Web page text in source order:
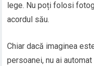
lege. Nu poți folosi
acordul său.
Chiar dacă imaginea
persoanei, nu ai